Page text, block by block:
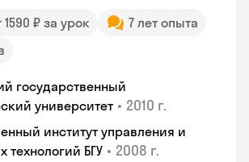
1590 ₽ за урок
7 лет опыта
государственный
университет • 2010 г.
институт управления и
технологий БГУ • 2008 г.